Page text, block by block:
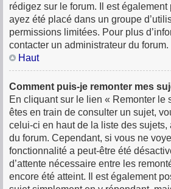
rédigez sur le forum. Il est
ayez été placé dans un groupe
permissions limitées. Pour plus
contacter un administrateur du forum.
Haut
Comment puis-je remonter mes
En cliquant sur le lien « Remonter le
êtes en train de consulter un sujet,
celui-ci en haut de la liste des sujets,
du forum. Cependant, si vous ne
fonctionnalité a peut-être été
d’attente nécessaire entre les
encore été atteint. Il est également